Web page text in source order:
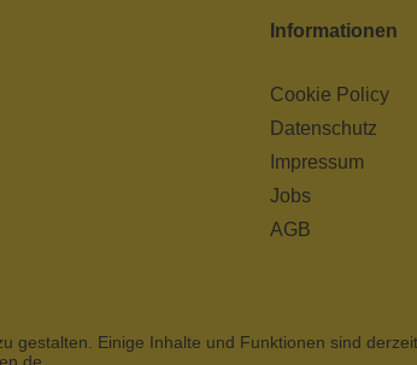
Informationen
Cookie Policy
Datenschutz
Impressum
Jobs
AGB
gestalten. Einige Inhalte und Funktionen sind